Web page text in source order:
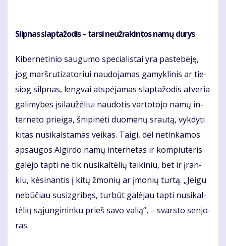
Sil­pnas slap­ta­žo­dis – tar­si ne­už­ra­kin­tos na­mų du­rys
Ki­ber­ne­ti­nio sau­gu­mo spe­cia­lis­tai yra pa­ste­bė­ję,
jog marš­ru­ti­za­to­riui nau­do­ja­mas ga­myk­li­nis ar tie­
siog sil­pnas, leng­vai at­spė­ja­mas slap­ta­žo­dis at­ve­ria
ga­li­my­bes įsi­lau­žė­liui nau­do­tis var­to­to­jo na­mų in­
ter­ne­to pri­ei­ga, šni­pi­nė­ti duo­me­nų srau­tą, vyk­dy­ti
ki­tas nu­si­kals­ta­mas vei­kas. Tai­gi, dėl ne­tin­ka­mos
ap­sau­gos Al­gir­do na­mų in­ter­ne­tas ir kom­piu­te­ris
ga­lė­jo tap­ti ne tik nu­si­kal­tė­lių tai­ki­niu, bet ir įran­
kiu, kė­si­nan­tis į ki­tų žmo­nių ar įmo­nių tur­tą. „Jei­gu
ne­bū­čiau su­siz­gri­bęs, tur­būt ga­lė­jau tap­ti nu­si­kal­
tė­lių są­jun­gi­nin­ku prieš sa­vo va­lią“, – svars­to sen­jo­
ras.